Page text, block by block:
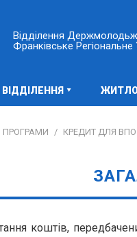
Відділення
Франківське Регіональне
ПРОГРАМИ / КРЕДИТ ДЛЯ
коштів,